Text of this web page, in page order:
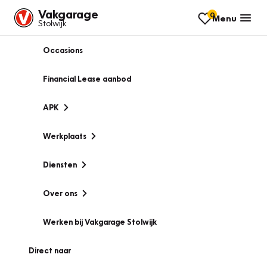
Vakgarage
Stolwijk
0Menu
Occasions
Financial Lease aanbod
APK
Werkplaats
Diensten
Over ons
Werken bij Vakgarage Stolwijk
Direct naar